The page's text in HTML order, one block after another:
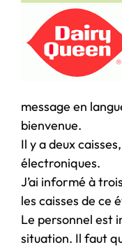
message en
bienvenue.
Il y a deux
électroniques.
J’ai informé à
les caisses de
Le personnel est
situation. Il faut